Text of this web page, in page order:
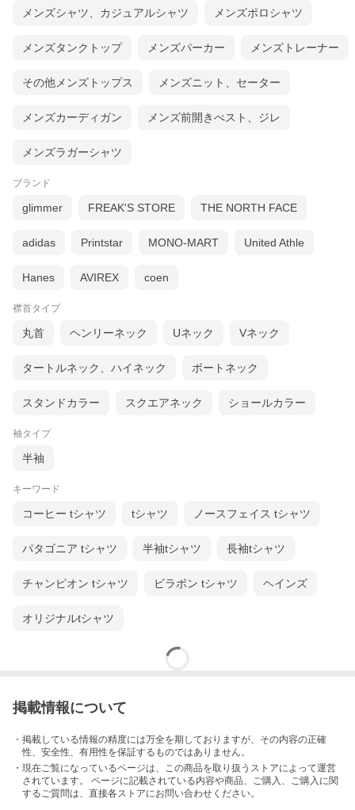
メンズシャツ、カジュアルシャツ メンズポロシャツ
メンズタンクトップ メンズパーカー メンズトレーナー
その他メンズトップス メンズニット、セーター
メンズカーディガン メンズ前開きべスト、ジレ
メンズラガーシャツ
ブランド
glimmer FREAK'S STORE THE NORTH FACE
adidas Printstar MONO-MART United Athle
Hanes AVIREX coen
襟首タイプ
丸首 ヘンリーネック Uネック Vネック
タートルネック、ハイネック ボートネック
スタンドカラー スクエアネック ショールカラー
袖タイプ
半袖
キーワード
コーヒー tシャツ tシャツ ノースフェイス tシャツ
パタゴニア tシャツ 半袖tシャツ 長袖tシャツ
チャンピオン tシャツ ビラボン tシャツ ヘインズ
オリジナルtシャツ
掲載情報について
・掲載している情報の精度には万全を期しておりますが、その内容の正確
性、安全性、有用性を保証するものではありません。
・現在ご覧になっているページは、この商品を取り扱うストアによって運営
されています。 ページに記載されている内容や商品、ご購入 、ご購入に関
するご質問は、直接各ストアにお問い合わせください。